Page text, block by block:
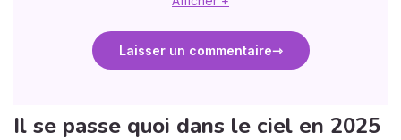
Laisser un commentaire
Il se passe quoi dans le ciel en 2025